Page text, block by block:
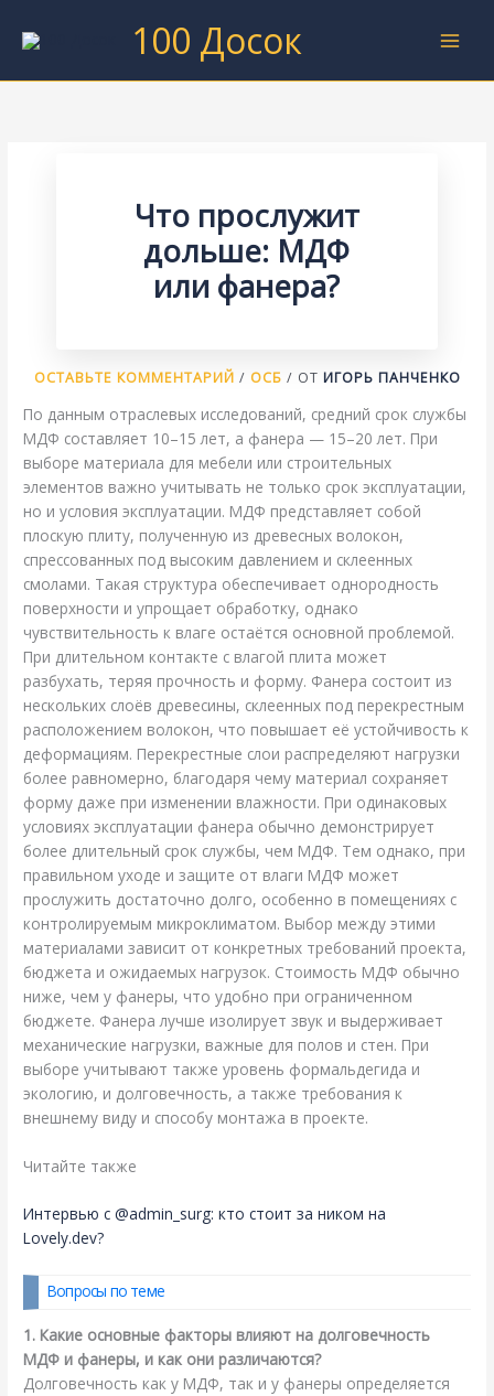
100 Досок
Что прослужит
дольше: МДФ
или фанера?
ОСТАВЬТЕ КОММЕНТАРИЙ / ОСБ / ОТ ИГОРЬ ПАНЧЕНКО
По данным отраслевых исследований, средний срок службы
МДФ составляет 10–15 лет, а фанера — 15–20 лет. При
выборе материала для мебели или строительных
элементов важно учитывать не только срок эксплуатации,
но и условия эксплуатации. МДФ представляет собой
плоскую плиту, полученную из древесных волокон,
спрессованных под высоким давлением и склеенных
смолами. Такая структура обеспечивает однородность
поверхности и упрощает обработку, однако
чувствительность к влаге остаётся основной проблемой.
При длительном контакте с влагой плита может
разбухать, теряя прочность и форму. Фанера состоит из
нескольких слоёв древесины, склеенных под перекрестным
расположением волокон, что повышает её устойчивость к
деформациям. Перекрестные слои распределяют нагрузки
более равномерно, благодаря чему материал сохраняет
форму даже при изменении влажности. При одинаковых
условиях эксплуатации фанера обычно демонстрирует
более длительный срок службы, чем МДФ. Тем однако, при
правильном уходе и защите от влаги МДФ может
прослужить достаточно долго, особенно в помещениях с
контролируемым микроклиматом. Выбор между этими
материалами зависит от конкретных требований проекта,
бюджета и ожидаемых нагрузок. Стоимость МДФ обычно
ниже, чем у фанеры, что удобно при ограниченном
бюджете. Фанера лучше изолирует звук и выдерживает
механические нагрузки, важные для полов и стен. При
выборе учитывают также уровень формальдегида и
экологию, и долговечность, а также требования к
внешнему виду и способу монтажа в проекте.
Читайте также
Интервью с @admin_surg: кто стоит за ником на
Lovely.dev?
Вопросы по теме
1. Какие основные факторы влияют на долговечность
МДФ и фанеры, и как они различаются?
Долговечность как у МДФ, так и у фанеры определяется